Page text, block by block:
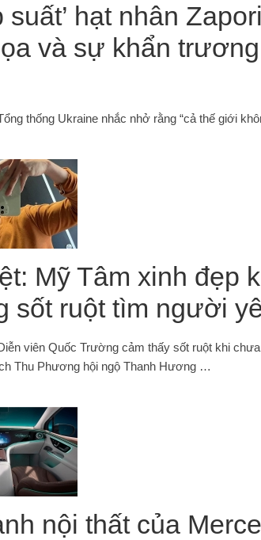
suất’ hạt nhân
và sự khẩn
thống Ukraine nhắc nhở rằng “cả thế giới
Mỹ Tâm xinh đẹp
sốt ruột tìm người
viên Quốc Trường cảm thấy sốt ruột khi
Thu Phương hội ngộ Thanh Hương …
nội thất của